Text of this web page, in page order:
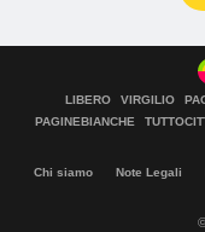
LIBERO VIRGILIO
PAGINEBIANCHE
Chi siamo Note Legali